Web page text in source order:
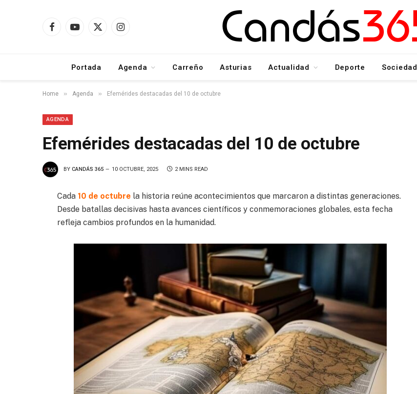
FacebookYouTube
X
Instagram
Portada Agenda Carreño Asturias Actualidad Deporte Sociedad
Home » Agenda » Efemérides destacadas del 10 de octubre
AGENDA
Efemérides destacadas del 10 de octubre
BY CANDÁS 365 10 OCTUBRE, 2025 2 MINS READ
Cada 10 de octubre la historia reúne acontecimientos que marcaron a distintas generaciones.
Desde batallas decisivas hasta avances científicos y conmemoraciones globales, esta fecha
refleja cambios profundos en la humanidad.